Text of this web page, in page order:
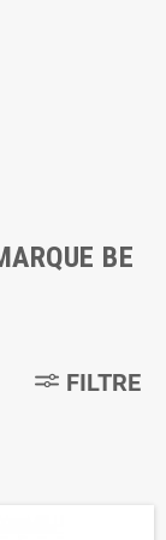
BE
FILTRE